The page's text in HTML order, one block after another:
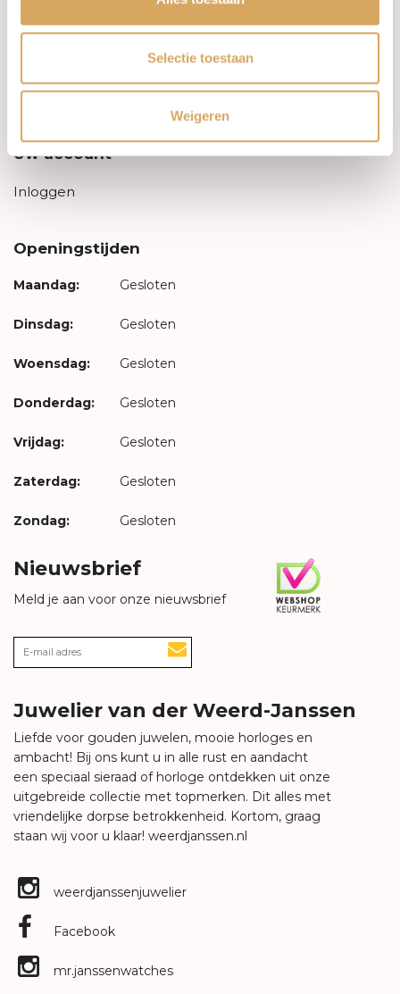
Selectie toestaan
Weigeren
Leveringsvoorwaarden
Privacy Policy
Uw account
Inloggen
Openingstijden
Maandag: Gesloten
Dinsdag: Gesloten
Woensdag: Gesloten
Donderdag: Gesloten
Vrijdag: Gesloten
Zaterdag: Gesloten
Zondag: Gesloten
Nieuwsbrief
Meld je aan voor onze nieuwsbrief
Juwelier van der Weerd-Janssen
Liefde voor gouden juwelen, mooie horloges en
ambacht! Bij ons kunt u in alle rust en aandacht
een speciaal sieraad of horloge ontdekken uit onze
uitgebreide collectie met topmerken. Dit alles met
vriendelijke dorpse betrokkenheid. Kortom, graag
staan wij voor u klaar! weerdjanssen.nl
weerdjanssenjuwelier
Facebook
mr.janssenwatches